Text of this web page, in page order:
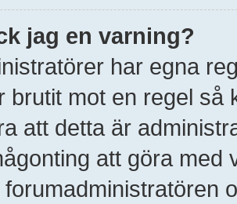
jag en varning?
har egna
brutit mot en regel så
att detta är
att göra med
forumadministratören